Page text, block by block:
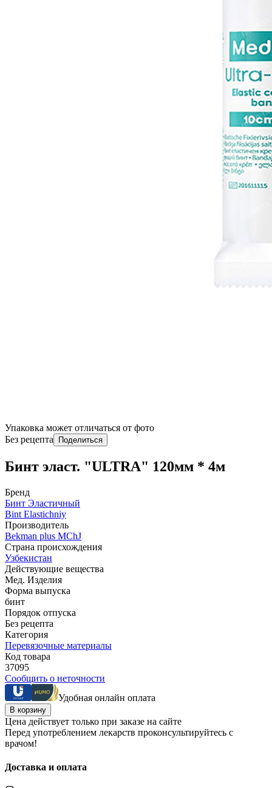
Упаковка может отличаться от фото
Без рецепта
Поделиться
Бинт эласт. "ULTRA" 120мм * 4м
Бренд
Бинт Эластичный
Bint Elastichniy
Производитель
Bekman plus MChJ
Страна происхождения
Узбекистан
Действующие вещества
Мед. Изделия
Форма выпуска
бинт
Порядок отпуска
Без рецепта
Категория
Перевязочные материалы
Код товара
37095
Сообщить о неточности
Удобная онлайн оплата
В корзину
Цена действует только при заказе на сайте
Перед употреблением лекарств проконсультируйтесь с
врачом!
Доставка и оплата